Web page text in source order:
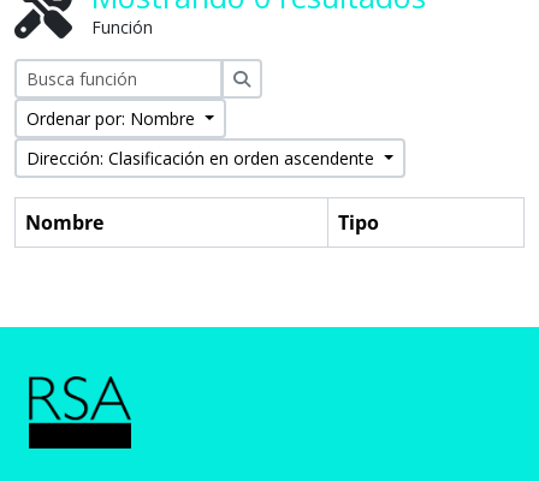
Función
Ordenar por: Nombre
Dirección: Clasificación en orden ascendente
Nombre Tipo